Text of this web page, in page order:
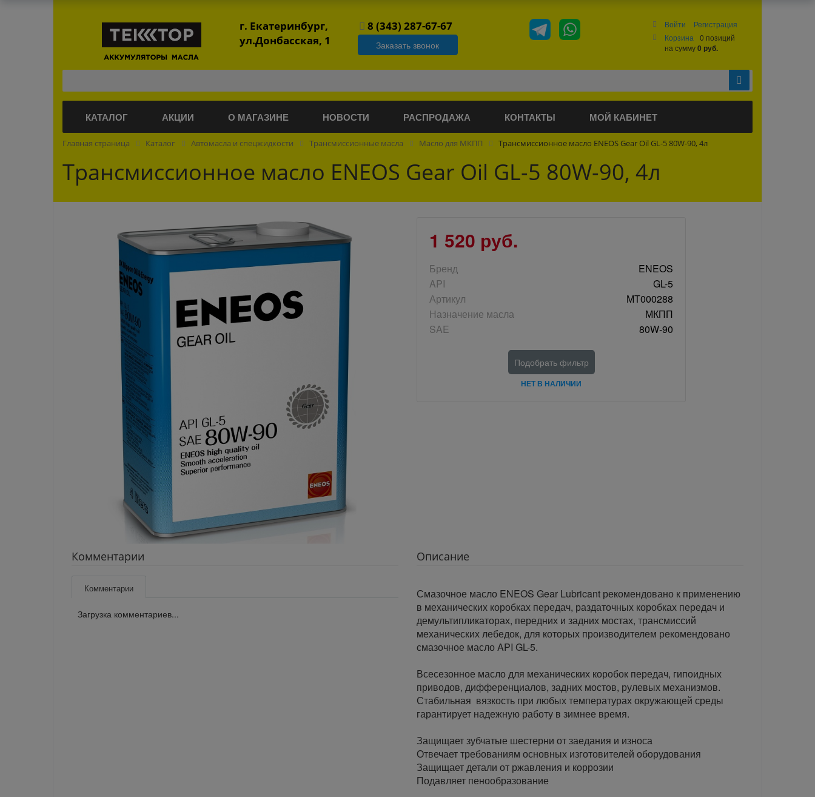
г. Екатеринбург,
ул.Донбасская, 1
8 (343) 287-67-67
Заказать звонок
Войти
Регистрация
Корзина
0 позиций
на сумму0 руб.
КАТАЛОГ АКЦИИ О МАГАЗИНЕ НОВОСТИ РАСПРОДАЖА КОНТАКТЫ МОЙ КАБИНЕТ
Главная страница Каталог Автомасла и спецжидкости Трансмиссионные масла Масло для МКПП Трансмиссионное масло ENEOS Gear Oil GL-5 80W-90, 4л
Трансмиссионное масло ENEOS Gear Oil GL-5 80W-90, 4л
1 520 руб.
Бренд
ENEOS
API
GL-5
Артикул
МТ000288
Назначение масла
МКПП
SAE
80W-90
Подобрать фильтр
НЕТ В НАЛИЧИИ
Комментарии
Комментарии
Загрузка комментариев...
Описание
Смазочное масло ENEOS Gear Lubricant рекомендовано к применению
в механических коробках передач, раздаточных коробках передач и
демультипликаторах, передних и задних мостах, трансмиссий
механических лебедок, для которых производителем рекомендовано
смазочное масло API GL-5.
Всесезонное масло для механических коробок передач, гипоидных
приводов, дифференциалов, задних мостов, рулевых механизмов.
Стабильная вязкость при любых температурах окружающей среды
гарантирует надежную работу в зимнее время.
Защищает зубчатые шестерни от заедания и износа
Отвечает требованиям основных изготовителей оборудования
Защищает детали от ржавления и коррозии
Подавляет пенообразование